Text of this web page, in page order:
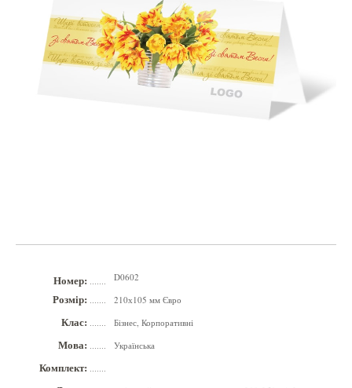
Номер: D0602
Розмір: 210х105 мм Євро
Клас: Бізнес, Корпоративні
Мова: Українська
Комплект: